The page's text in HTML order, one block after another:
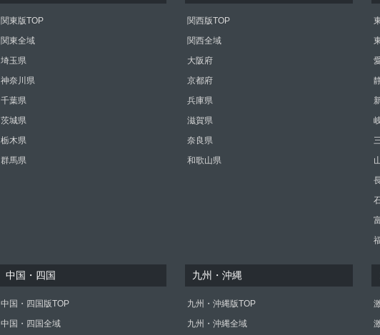
関東版TOP
関東全域
埼玉県
神奈川県
千葉県
茨城県
栃木県
群馬県
関西版TOP
関西全域
大阪府
京都府
兵庫県
滋賀県
奈良県
和歌山県
中国・四国
中国・四国版TOP
中国・四国全域
九州・沖縄
九州・沖縄版TOP
九州・沖縄全域